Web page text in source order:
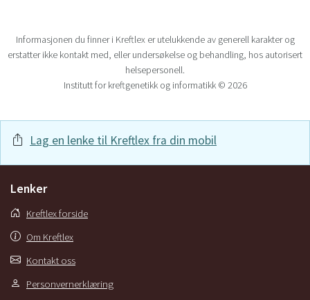
Informasjonen du finner i Kreftlex er utelukkende av generell karakter og
erstatter ikke kontakt med, eller undersøkelse og behandling, hos autorisert
helsepersonell.
Institutt for kreftgenetikk og informatikk © 2026
Lag en lenke til Kreftlex fra din mobil
Lenker
Kreftlex forside
Om Kreftlex
Kontakt oss
Personvernerklæring